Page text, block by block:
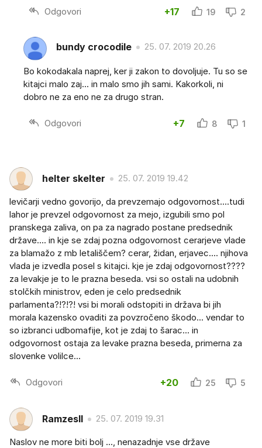
Odgovori +17 19 2
bundy crocodile 25. 07. 2019 20.26
Bo kokodakala naprej, ker ji zakon to dovoljuje. Tu so se
kitajci malo zaj... in malo smo jih sami. Kakorkoli, ni
dobro ne za eno ne za drugo stran.
Odgovori +7 8 1
helter skelter 25. 07. 2019 19.42
levičarji vedno govorijo, da prevzemajo odgovornost....tudi
lahor je prevzel odgovornost za mejo, izgubili smo pol
pranskega zaliva, on pa za nagrado postane predsednik
države.... in kje se zdaj pozna odgovornost cerarjeve vlade
za blamažo z mb letališčem? cerar, židan, erjavec.... njihova
vlada je izvedla posel s kitajci. kje je zdaj odgovornost????
za levakje je to le prazna beseda. vsi so ostali na udobnih
stolčkih ministrov, eden je celo predsednik
parlamenta?!?!?! vsi bi morali odstopiti in država bi jih
morala kazensko ovaditi za povzročeno škodo... vendar to
so izbranci udbomafije, kot je zdaj to šarac... in
odgovornost ostaja za levake prazna beseda, primerna za
slovenke volilce...
Odgovori +20 25 5
RamzesII 25. 07. 2019 19.31
Naslov ne more biti bolj ..., nenazadnje vse države